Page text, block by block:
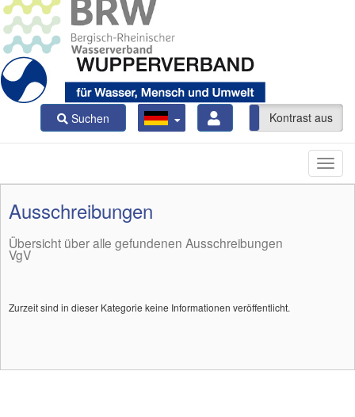
Suchen Kontrast ein Kontrast aus
Ausschreibungen
Übersicht über alle gefundenen Ausschreibungen
VgV
Zurzeit sind in dieser Kategorie keine Informationen veröffentlicht.